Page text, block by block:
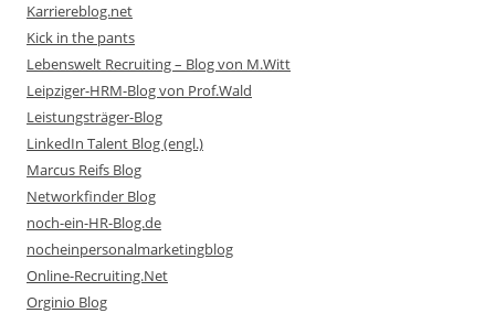
Karriereblog.net
Kick in the pants
Lebenswelt Recruiting – Blog von M.Witt
Leipziger-HRM-Blog von Prof.Wald
Leistungsträger-Blog
LinkedIn Talent Blog (engl.)
Marcus Reifs Blog
Networkfinder Blog
noch-ein-HR-Blog.de
nocheinpersonalmarketingblog
Online-Recruiting.Net
Orginio Blog